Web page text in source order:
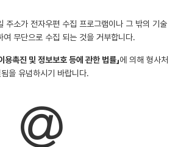
주소가 전자우편 수집 프로그램이나 그 밖의 기술
여 무단으로 수집 되는 것을 거부합니다.
용촉진 및 정보보호 등에 관한 법률」에 의해 형사처
됨을 유념하시기 바랍니다.